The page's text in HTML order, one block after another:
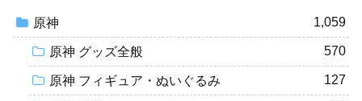
原神 1,059
原神 グッズ全般 570
原神 フィギュア・ぬいぐるみ 127